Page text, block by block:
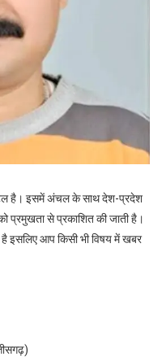
है। इसमें अंचल के साथ देश-प्रदेश
प्रमुखता से प्रकाशित की जाती है।
इसलिए आप किसी भी विषय में खबर